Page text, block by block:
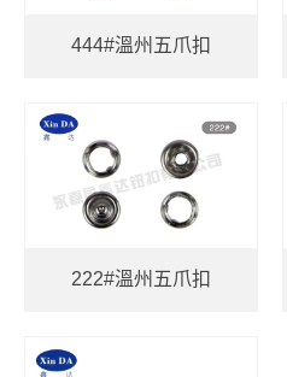
444#溫州五爪扣
222#溫州五爪扣